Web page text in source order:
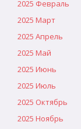
2025 Февраль
2025 Март
2025 Апрель
2025 Май
2025 Июнь
2025 Июль
2025 Октябрь
2025 Ноябрь